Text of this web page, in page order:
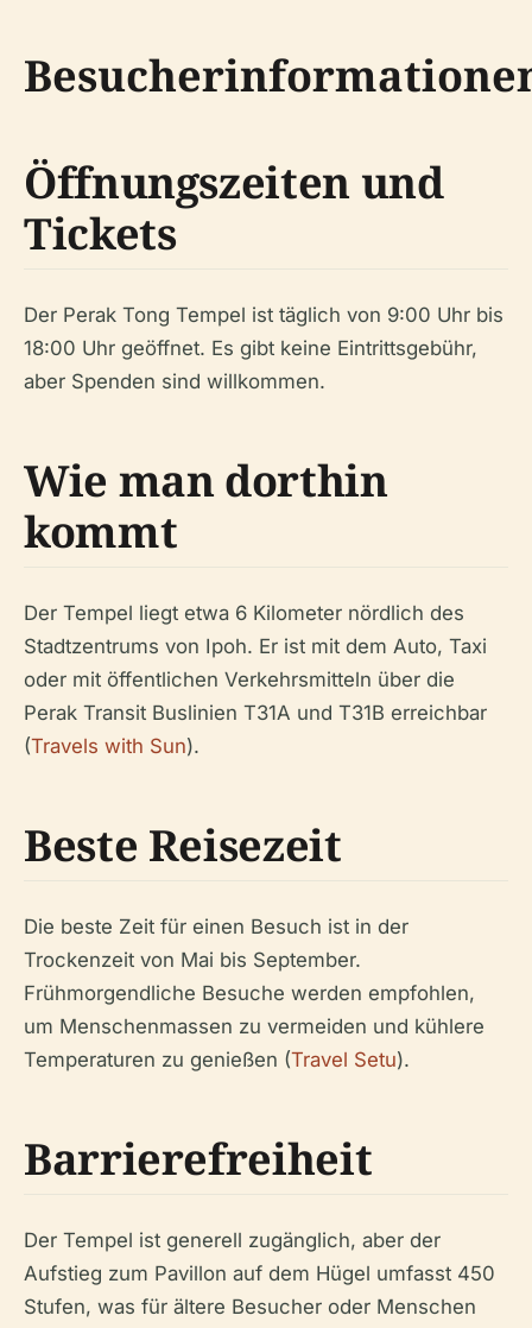
Öffnungszeiten und
Tickets
Der Perak Tong Tempel ist täglich von 9:00 Uhr bis
18:00 Uhr geöffnet. Es gibt keine Eintrittsgebühr,
aber Spenden sind willkommen.
Wie man dorthin
kommt
Der Tempel liegt etwa 6 Kilometer nördlich des
Stadtzentrums von Ipoh. Er ist mit dem Auto, Taxi
oder mit öffentlichen Verkehrsmitteln über die
Perak Transit Buslinien T31A und T31B erreichbar
(Travels with Sun).
Beste Reisezeit
Die beste Zeit für einen Besuch ist in der
Trockenzeit von Mai bis September.
Frühmorgendliche Besuche werden empfohlen,
um Menschenmassen zu vermeiden und kühlere
Temperaturen zu genießen (Travel Setu).
Barrierefreiheit
Der Tempel ist generell zugänglich, aber der
Aufstieg zum Pavillon auf dem Hügel umfasst 450
Stufen, was für ältere Besucher oder Menschen